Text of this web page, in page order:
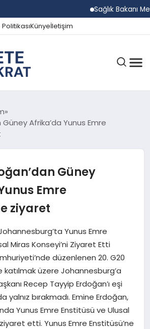
Sağlık Bakanı
Künyeİletişim
Afrika’da Yunus Emre
Güney
Emre
ziyaret
Yunus Emre
Miras Konseyi’ni Ziyaret Etti
düzenlenen 20. G20
katılmak üzere Johannesburg’a
Recep Tayyip Erdoğan’ı eşi
yalnız bırakmadı. Emine Erdoğan,
Yunus Emre Enstitüsü ve Ulusal
etti. Yunus Emre Enstitüsü’ne